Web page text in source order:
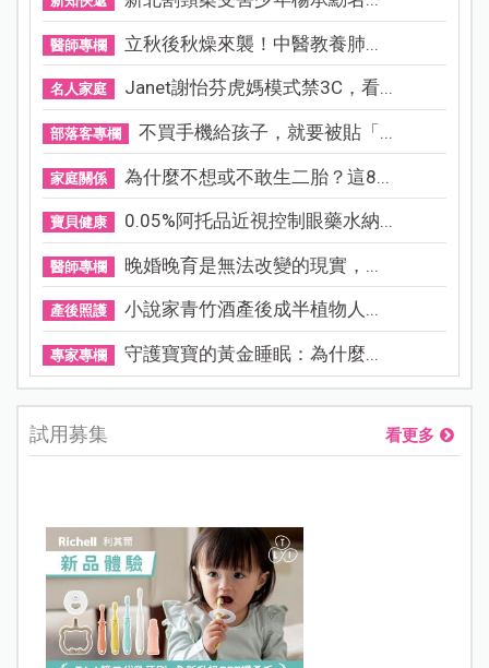
醫師專欄 立秋後秋燥來襲！中醫教養肺...
名人家庭 Janet謝怡芬虎媽模式禁3C，看...
部落客專欄 不買手機給孩子，就要被貼「...
家庭關係 為什麼不想或不敢生二胎？這8...
寶貝健康 0.05%阿托品近視控制眼藥水納...
醫師專欄 晚婚晚育是無法改變的現實，...
產後照護 小說家青竹酒產後成半植物人...
專家專欄 守護寶寶的黃金睡眠：為什麼...
試用募集 看更多